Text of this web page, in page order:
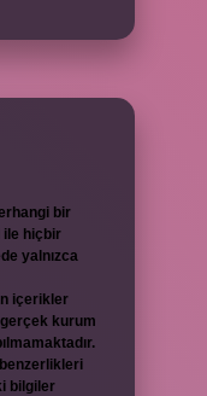
bir
ile hiçbir
yalnızca
içerikler
kurum
bilgiler